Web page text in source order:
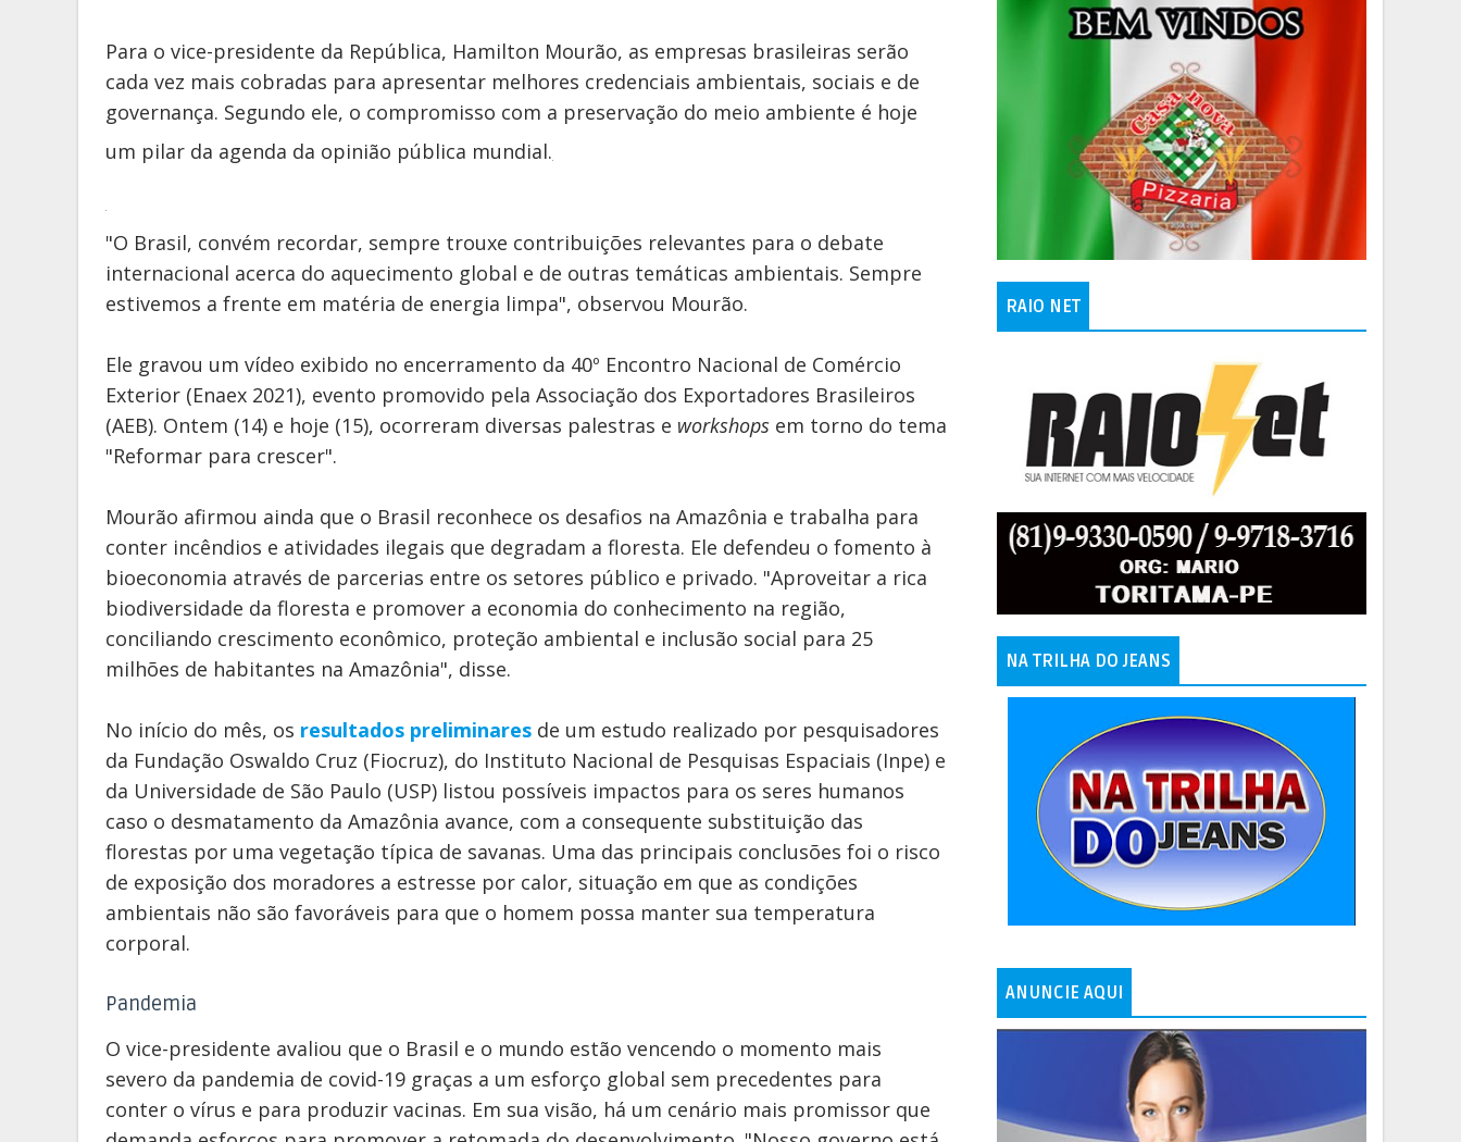
Para o vice-presidente da República, Hamilton Mourão, as empresas brasileiras serão
cada vez mais cobradas para apresentar melhores credenciais ambientais, sociais e de
governança. Segundo ele, o compromisso com a preservação do meio ambiente é hoje
um pilar da agenda da opinião pública mundial.
"O Brasil, convém recordar, sempre trouxe contribuições relevantes para o debate
internacional acerca do aquecimento global e de outras temáticas ambientais. Sempre
estivemos a frente em matéria de energia limpa", observou Mourão.
Ele gravou um vídeo exibido no encerramento da 40º Encontro Nacional de Comércio
Exterior (Enaex 2021), evento promovido pela Associação dos Exportadores Brasileiros
(AEB). Ontem (14) e hoje (15), ocorreram diversas palestras e workshops em torno do tema
"Reformar para crescer".
Mourão afirmou ainda que o Brasil reconhece os desafios na Amazônia e trabalha para
conter incêndios e atividades ilegais que degradam a floresta. Ele defendeu o fomento à
bioeconomia através de parcerias entre os setores público e privado. "Aproveitar a rica
biodiversidade da floresta e promover a economia do conhecimento na região,
conciliando crescimento econômico, proteção ambiental e inclusão social para 25
milhões de habitantes na Amazônia", disse.
No início do mês, os resultados preliminares de um estudo realizado por pesquisadores
da Fundação Oswaldo Cruz (Fiocruz), do Instituto Nacional de Pesquisas Espaciais (Inpe) e
da Universidade de São Paulo (USP) listou possíveis impactos para os seres humanos
caso o desmatamento da Amazônia avance, com a consequente substituição das
florestas por uma vegetação típica de savanas. Uma das principais conclusões foi o risco
de exposição dos moradores a estresse por calor, situação em que as condições
ambientais não são favoráveis para que o homem possa manter sua temperatura
corporal.
Pandemia
O vice-presidente avaliou que o Brasil e o mundo estão vencendo o momento mais
severo da pandemia de covid-19 graças a um esforço global sem precedentes para
conter o vírus e para produzir vacinas. Em sua visão, há um cenário mais promissor que
RAIO NET
NA TRILHA DO JEANS
ANUNCIE AQUI